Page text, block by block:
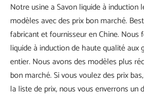
Notre usine a Savon liquide à induction
modèles avec des prix bon marché.
fabricant et fournisseur en Chine. Nous
liquide à induction de haute qualité aux
entier. Nous avons des modèles plus
bon marché. Si vous voulez des prix
la liste de prix, nous vous enverrons un